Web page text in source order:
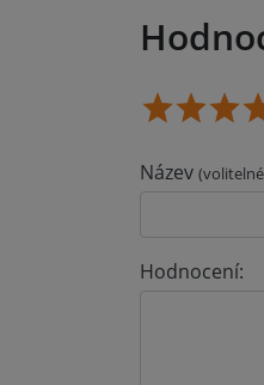
Název
Hodnocení: